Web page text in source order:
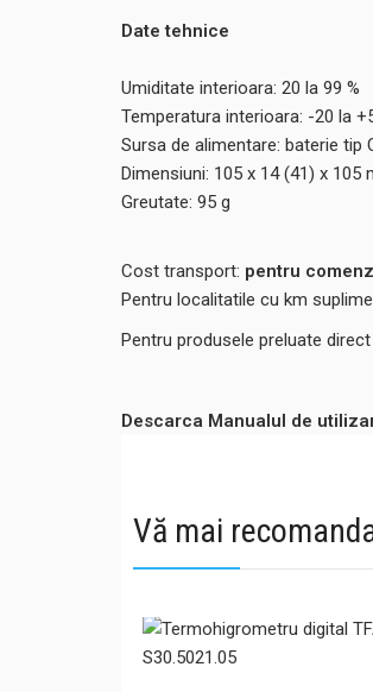
Date tehnice
Umiditate interioara: 20 la 99 %
Temperatura interioara: -20 la
Sursa de alimentare: baterie tip
Dimensiuni: 105 x 14 (41) x 105
Greutate: 95 g
Cost transport: pentru
Pentru localitatile cu km
Pentru produsele preluate
Descarca Manualul de
Vă mai